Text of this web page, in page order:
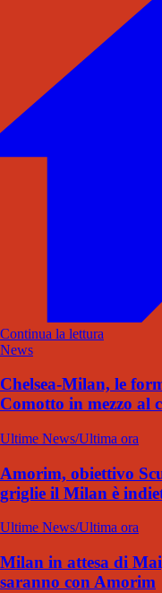
Continua la lettura
News
Chelsea-Milan, le
Comotto in mezzo al
Ultime News/Ultima ora
Amorim, obiettivo
griglie il Milan è
Ultime News/Ultima ora
Milan in attesa di
saranno con Amorim